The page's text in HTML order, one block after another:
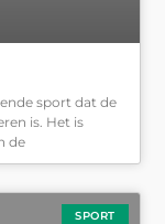
sport dat de
is. Het is
de
SPORT